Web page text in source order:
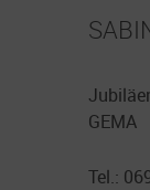
GEMA
Tel.: